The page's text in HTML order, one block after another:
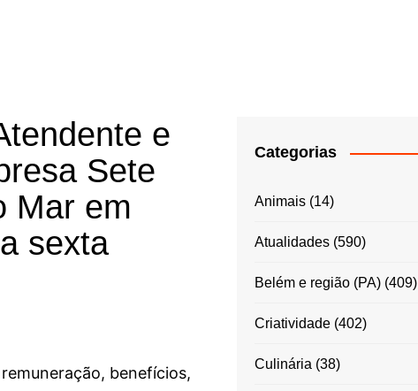
e
Sete
Mar em
sexta
benefícios,
Categorias
Animais(14)
Atualidades(590)
Belém e região (PA)(409)
Criatividade(402)
Culinária (38)